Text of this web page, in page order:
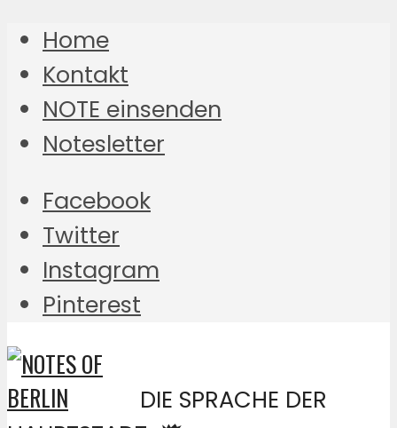
Home
Kontakt
NOTE einsenden
Notesletter
Facebook
Twitter
Instagram
Pinterest
DIE SPRACHE DER